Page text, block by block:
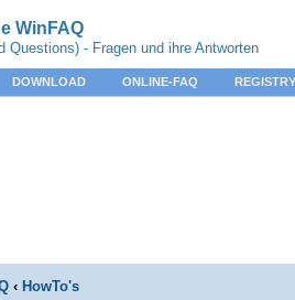
WinFAQ
Questions) - Fragen und ihre Antworten
DOWNLOAD ONLINE-FAQ
‹ HowTo's